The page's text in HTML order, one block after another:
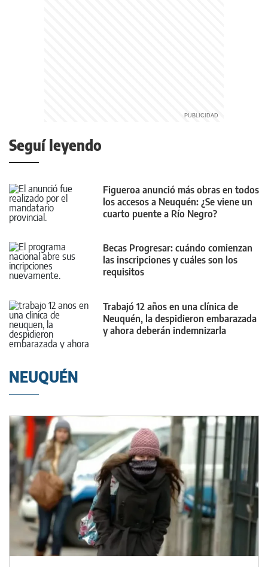
Seguí leyendo
Figueroa anunció más obras en todos
los accesos a Neuquén: ¿Se viene un
cuarto puente a Río Negro?
Becas Progresar: cuándo comienzan
las inscripciones y cuáles son los
requisitos
Trabajó 12 años en una clínica de
Neuquén, la despidieron embarazada
y ahora deberán indemnizarla
NEUQUÉN